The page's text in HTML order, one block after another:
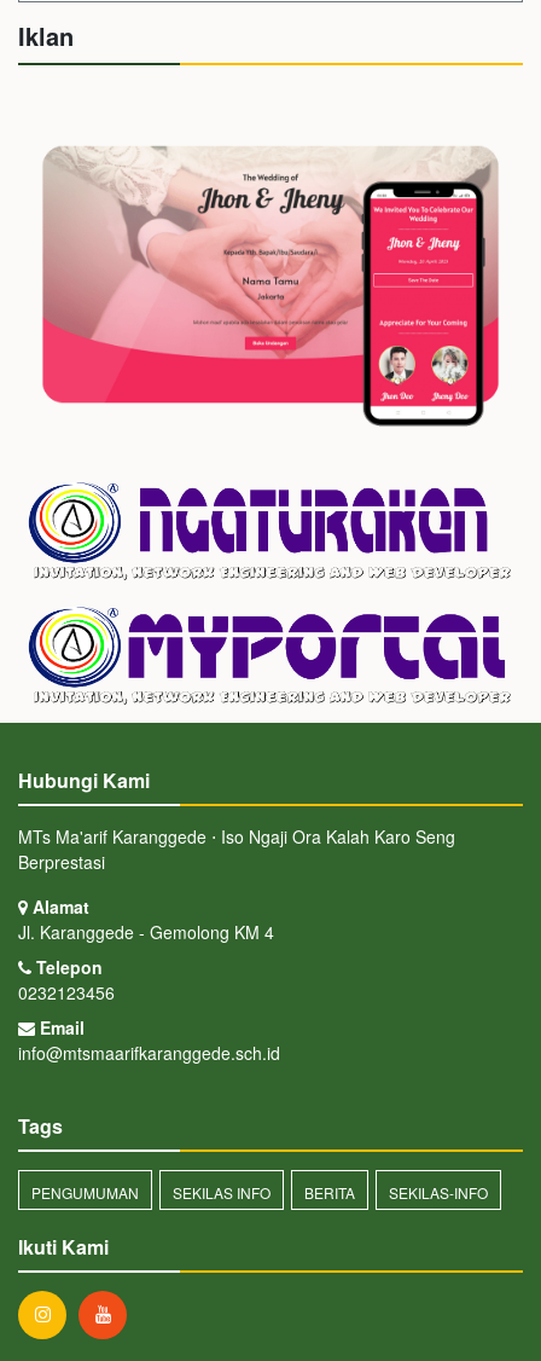
Iklan
Hubungi Kami
MTs Ma'arif Karanggede ⋅ Iso Ngaji Ora Kalah Karo Seng
Berprestasi
Alamat
Jl. Karanggede - Gemolong KM 4
Telepon
0232123456
Email
info@mtsmaarifkaranggede.sch.id
Tags
PENGUMUMAN SEKILAS INFO BERITA SEKILAS-INFO
Ikuti Kami